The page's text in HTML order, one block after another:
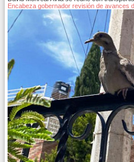
Encabeza gobernador revisión de avances